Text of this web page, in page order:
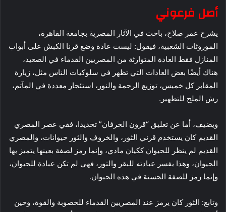
أصل فرعوني
يشرح عمر صلاح، باحث في الآثار المصرية بجامعة القاهرة،
الموروثات الشعبية، فيقول: ليست عادة وضع قرنا الكبش على أبواب
المنازل فقط العادة المتوارثة من المصريين القدماء في الصعيد،
هناك أيضًا بعض العادات التي تظهر في سلوكيات الناس مثل، زيارة
المقابر كل خميس، توزيع الرحمة والنور، استئجار معددة في المآتم،
رش الملح للتطهير.
ويضيف، أما عن تعليق “قرون الخرفان” تحديدا، ففي عصر المصري
القديم كان يستخدم قرني الثور، والخروف والثور حيوانات، والمصري
القديم لم ينظر للحيوان ككيان مادي، وإنما رمز لصفة بعينها يتميز بها
الحيوان، وهذا يفسر عبادته للبقر والثور، فهي لم تكن عبادة للحيوان،
وإنما رمز للصفة الحسنة في هذه الحيوان.
وتابع: الثور كان يرمز عند المصريين القدماء للخصوبة والقوة، وحين